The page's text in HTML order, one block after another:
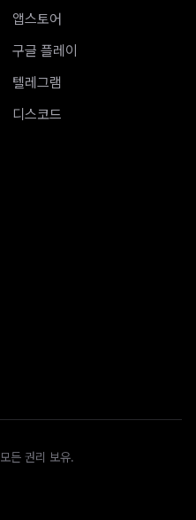
앱스토어
구글 플레이
텔레그램
디스코드
모든 권리 보유.